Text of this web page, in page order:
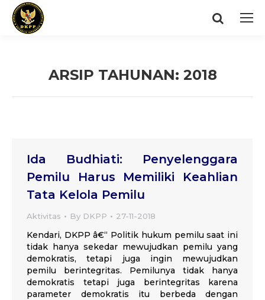
Search:
ARSIP TAHUNAN: 2018
Ida Budhiati: Penyelenggara
Pemilu Harus Memiliki Keahlian
Tata Kelola Pemilu
Aktivitas By DKPP 27-11-2018
Kendari, DKPP â€“ Politik hukum pemilu saat ini
tidak hanya sekedar mewujudkan pemilu yang
demokratis, tetapi juga ingin mewujudkan
pemilu berintegritas. Pemilunya tidak hanya
demokratis tetapi juga berintegritas karena
parameter demokratis itu berbeda dengan